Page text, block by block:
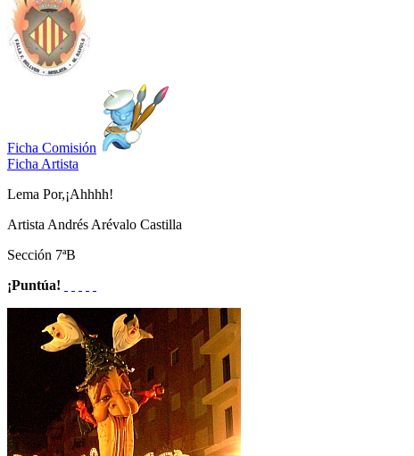
Ficha Comisión
Ficha Artista
Lema Por,¡Ahhhh!
Artista Andrés Arévalo Castilla
Sección 7ªB
¡Puntúa!